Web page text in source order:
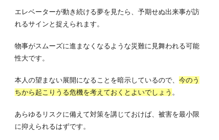
エレベーターが動き続ける夢を見たら、予期せぬ出来事が訪
れるサインと捉えられます。
物事がスムーズに進まなくなるような災難に見舞われる可能
性大です。
本人の望まない展開になることを暗示しているので、 今のう
ちから起こりうる危機を考えておくとよいでしょう 。
あらゆるリスクに備えて対策を講じておけば、被害を最小限
に抑えられるはずです。